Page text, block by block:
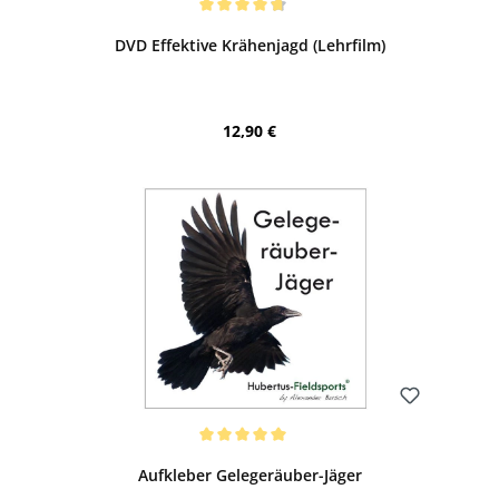
DVD Effektive Krähenjagd (Lehrfilm)
Regulärer Preis:
12,90 €
Aufkleber Gelegeräuber-Jäger